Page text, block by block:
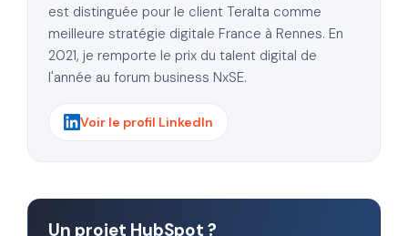
est distinguée pour le client Teralta comme
meilleure stratégie digitale France à Rennes. En
2021, je remporte le prix du talent digital de
l'année au forum business NxSE.
Voir le profil LinkedIn
Un projet HubSpot ?